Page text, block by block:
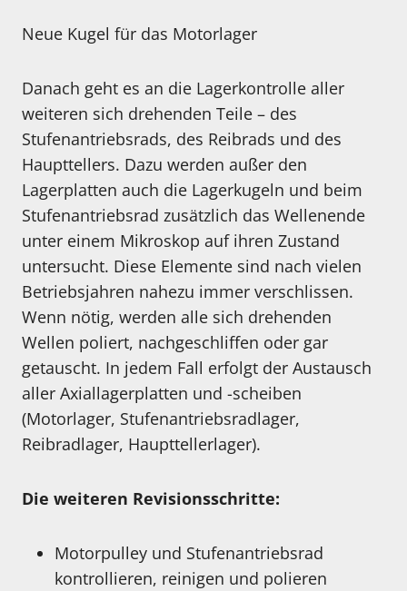
Neue Kugel für das Motorlager
Danach geht es an die Lagerkontrolle aller
weiteren sich drehenden Teile – des
Stufenantriebsrads, des Reibrads und des
Haupttellers. Dazu werden außer den
Lagerplatten auch die Lagerkugeln und beim
Stufenantriebsrad zusätzlich das Wellenende
unter einem Mikroskop auf ihren Zustand
untersucht. Diese Elemente sind nach vielen
Betriebsjahren nahezu immer verschlissen.
Wenn nötig, werden alle sich drehenden
Wellen poliert, nachgeschliffen oder gar
getauscht. In jedem Fall erfolgt der Austausch
aller Axiallagerplatten und -scheiben
(Motorlager, Stufenantriebsradlager,
Reibradlager, Haupttellerlager).
Die weiteren Revisionsschritte:
Motorpulley und Stufenantriebsrad
kontrollieren, reinigen und polieren